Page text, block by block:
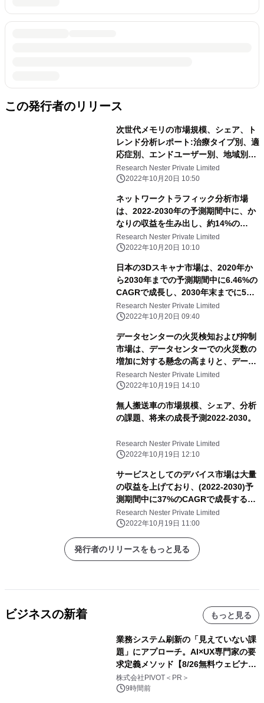
この発行者のリリース
次世代メモリの市場規模、シェア、ト
レンド分析レポート:治療タイプ別、適
応症別、エンドユーザー別、地域別、
セグメント別予測(2021~2030年)
Research Nester Private Limited
2022年10月20日 10:50
ネットワークトラフィック分析市場
は、2022-2030年の予測期間中に、か
なりの収益を生み出し、約14%の
CAGRで成長すると推定されていま
す。
Research Nester Private Limited
2022年10月20日 10:10
日本の3Dスキャナ市場は、2020年か
ら2030年までの予測期間中に6.46%の
CAGRで成長し、2030年末までに5億
300万米ドルの収益を得ると推定され
ています。
Research Nester Private Limited
2022年10月20日 09:40
データセンターの火災検知および抑制
市場は、データセンターでの火災数の
増加に対する懸念の高まりと、データ
センターのラック密度の年々の増加に
起因する可能性があります。
Research Nester Private Limited
2022年10月19日 14:10
無人搬送車の市場規模、シェア、分析
の課題、将来の成長予測2022-2030。
Research Nester Private Limited
2022年10月19日 12:10
サービスとしてのデバイス市場は大量
の収益を上げており、(2022-2030)予
測期間中に37%のCAGRで成長すると
推定されています。
Research Nester Private Limited
2022年10月19日 11:00
発行者のリリースをもっと見る
ビジネスの新着 もっと見る
業務システム刷新の「見えていない課
題」にアプローチ。AI×UX専門家の要
求定義メソッド【8/26無料ウェビナ
ー】株式会社PIVOT
株式会社PIVOT＜PR＞
9時間前